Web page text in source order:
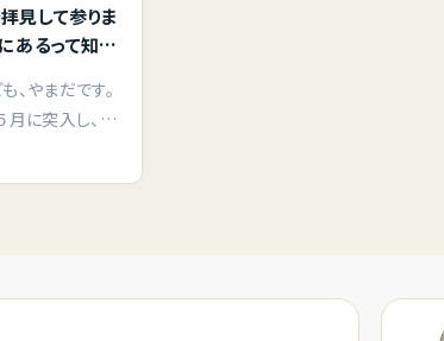
見して参りま
あるって知っ
やまだです。
月に突入し、全